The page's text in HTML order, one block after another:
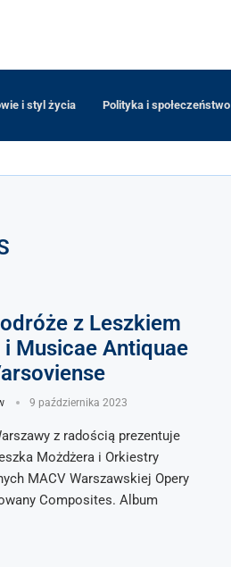
i styl życia Polityka i społeczeństwo
z Leszkiem
Musicae Antiquae
9 października 2023
z radością prezentuje
Możdżera i Orkiestry
MACV Warszawskiej Opery
Composites. Album